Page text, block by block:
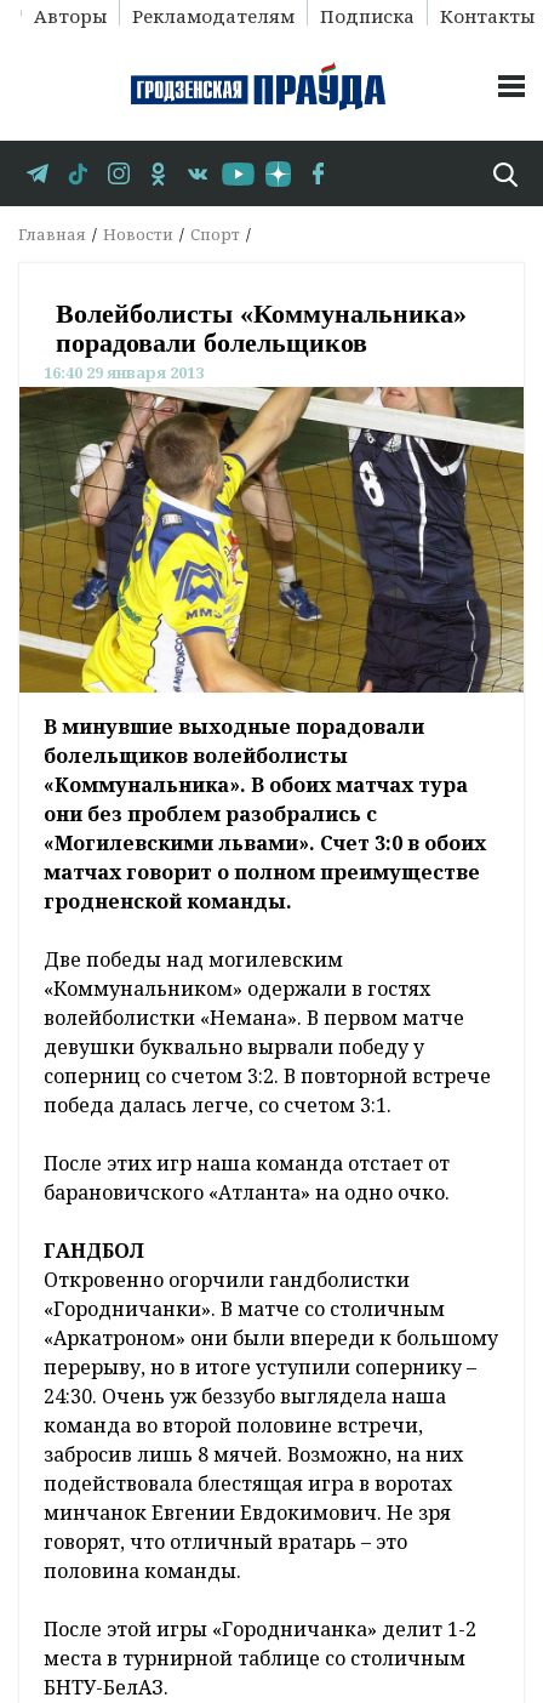
Авторы Рекламодателям Подписка Контакты
Главная Новости Спорт
Волейболисты «Коммунальника»
порадовали болельщиков
16:40 29 января 2013
В минувшие выходные порадовали
болельщиков волейболисты
«Коммунальника». В обоих матчах тура
они без проблем разобрались с
«Могилевскими львами». Счет 3:0 в обоих
матчах говорит о полном преимуществе
гродненской команды.
Две победы над могилевским
«Коммунальником» одержали в гостях
волейболистки «Немана». В первом матче
девушки буквально вырвали победу у
соперниц со счетом 3:2. В повторной встрече
победа далась легче, со счетом 3:1.
После этих игр наша команда отстает от
барановичского «Атланта» на одно очко.
ГАНДБОЛ
Откровенно огорчили гандболистки
«Городничанки». В матче со столичным
«Аркатроном» они были впереди к большому
перерыву, но в итоге уступили сопернику –
24:30. Очень уж беззубо выглядела наша
команда во второй половине встречи,
забросив лишь 8 мячей. Возможно, на них
подействовала блестящая игра в воротах
минчанок Евгении Евдокимович. Не зря
говорят, что отличный вратарь – это
половина команды.
После этой игры «Городничанка» делит 1-2
места в турнирной таблице со столичным
БНТУ-БелАЗ.